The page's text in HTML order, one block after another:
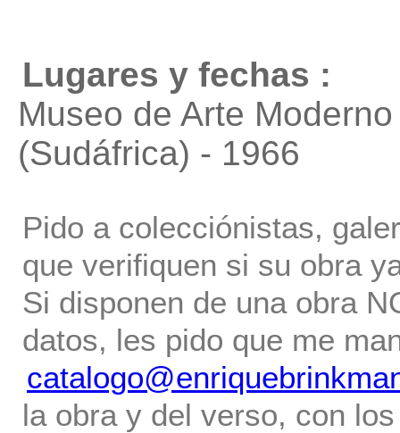
Lugares y fechas :
Museo de Arte
(Sudáfrica) - 1966
Pido a colecciónistas,
que verifiquen si su obra
Si disponen de una obra
datos, les pido que me
la obra y del verso, con